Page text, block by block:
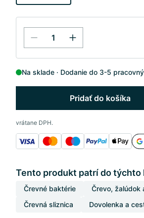
Na sklade Dodanie do 3-5
Pridať do košíka
vrátane DPH.
Tento produkt patrí do týchto
Črevné baktérie
Črevo, žalúdok
Črevná sliznica
Dovolenka a